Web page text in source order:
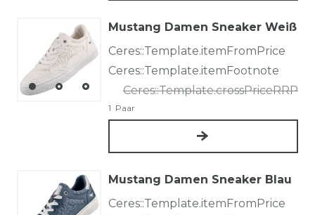
Mustang Damen Sneaker Weiß
Ceres::Template.crossPriceRRP
Ceres::Template.itemFromPrice
Ceres::Template.itemFootnote
1 Paar
Mustang Damen Sneaker Blau
Ceres::Template.itemFromPrice